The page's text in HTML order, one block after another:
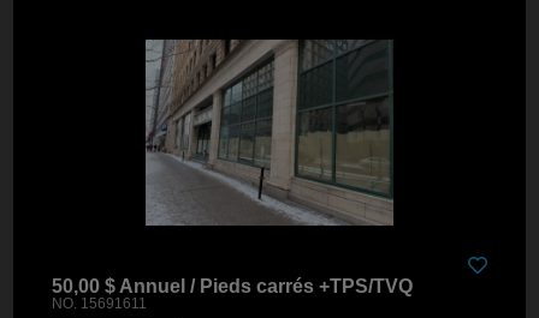
50,00 $ Annuel / Pieds carrés +TPS/TVQ
NO. 15691611